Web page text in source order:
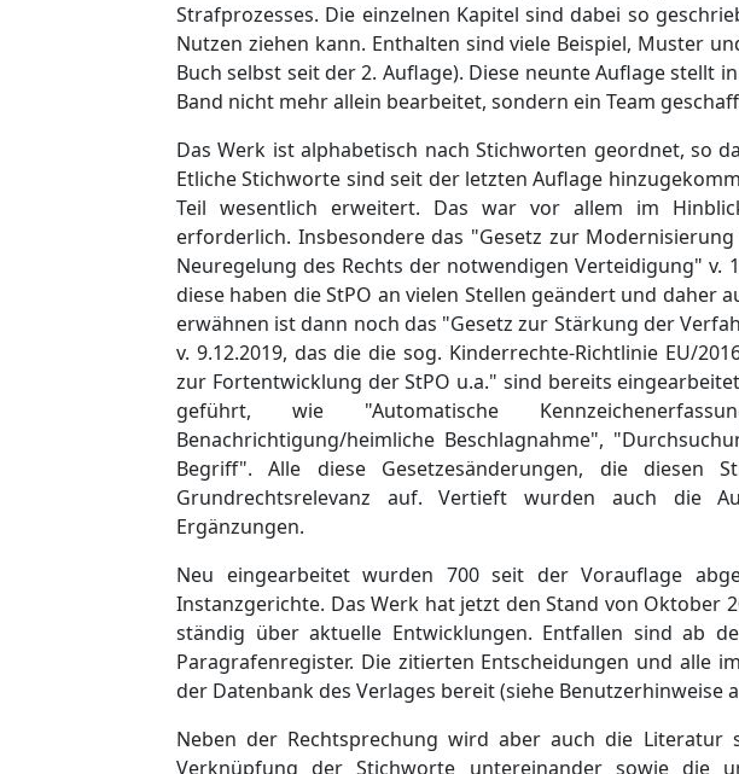
Strafprozesses. Die einzelnen Kapitel sind dabei so
Nutzen ziehen kann. Enthalten sind viele Beispiel, Muster
Buch selbst seit der 2. Auflage). Diese neunte Auflage stellt
Band nicht mehr allein bearbeitet, sondern ein Team
Das Werk ist alphabetisch nach Stichworten geordnet, so
Etliche Stichworte sind seit der letzten Auflage
Teil wesentlich erweitert. Das war vor allem im
erforderlich. Insbesondere das "Gesetz zur
Neuregelung des Rechts der notwendigen Verteidigung" v.
diese haben die StPO an vielen Stellen geändert und daher
erwähnen ist dann noch das "Gesetz zur Stärkung der
v. 9.12.2019, das die die sog. Kinderrechte-Richtlinie EU/
zur Fortentwicklung der StPO u.a." sind bereits
geführt, wie "Automatische
Benachrichtigung/heimliche Beschlagnahme",
Begriff". Alle diese Gesetzesänderungen, die diesen
Grundrechtsrelevanz auf. Vertieft wurden auch die
Ergänzungen.
Neu eingearbeitet wurden 700 seit der Vorauflage
Instanzgerichte. Das Werk hat jetzt den Stand von
ständig über aktuelle Entwicklungen. Entfallen sind ab
Paragrafenregister. Die zitierten Entscheidungen und alle
der Datenbank des Verlages bereit (siehe Benutzerhinweise
Neben der Rechtsprechung wird aber auch die
Verknüpfung der Stichworte untereinander sowie die